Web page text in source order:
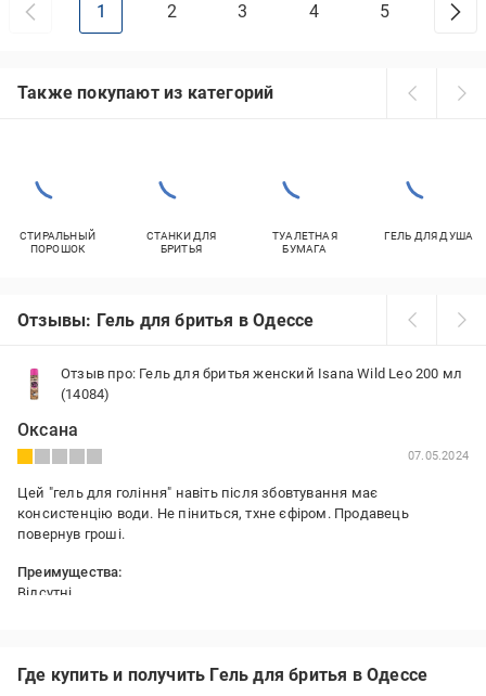
1 2 3 4 5
Также покупают из категорий
СТИРАЛЬНЫЙ
ПОРОШОК
СТАНКИ ДЛЯ
БРИТЬЯ
ТУАЛЕТНАЯ
БУМАГА
ГЕЛЬ ДЛЯ ДУША
Отзывы: Гель для бритья в Одессе
Отзыв про: Гель для бритья женский Isana Wild Leo 200 мл
(14084)
Оксана
07.05.2024
Цей "гель для гоління" навіть після збовтування має
консистенцію води. Не піниться, тхне єфіром. Продавець
повернув гроші.
Преимущества:
Відсутні
Где купить и получить Гель для бритья в Одессе